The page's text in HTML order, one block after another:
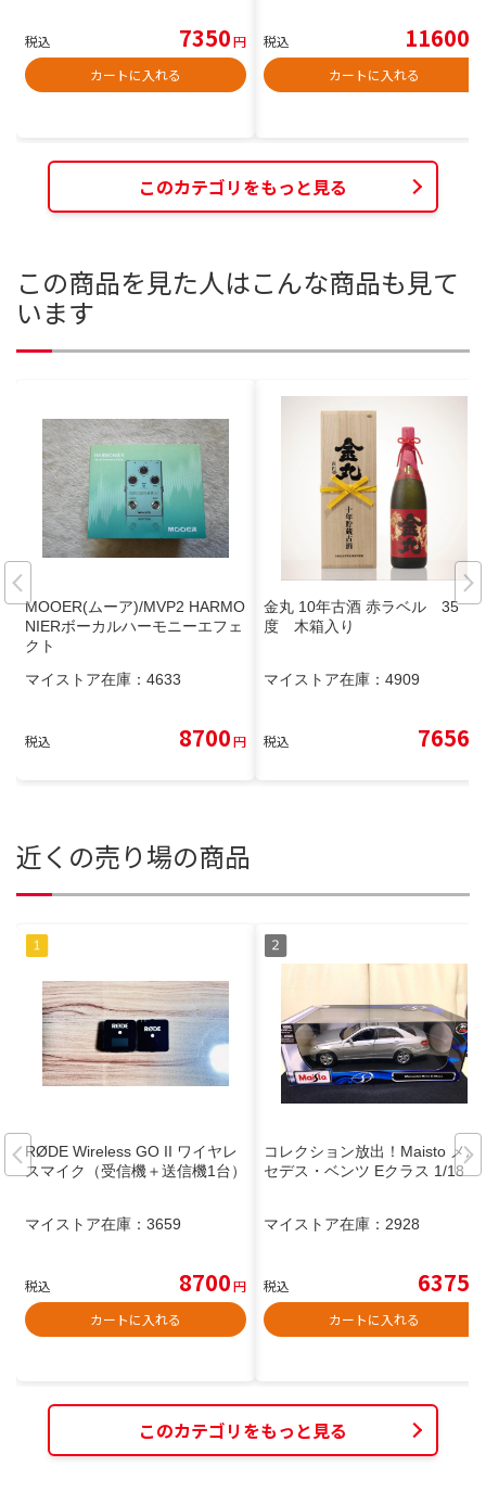
税込 7350円
カートに入れる
税込 11600
カートに入れる
このカテゴリをもっと見る
この商品を見た人はこんな商品も見て
います
MOOER(ムーア)/MVP2 HARMO
NIERボーカルハーモニーエフェ
クト
マイストア在庫： 4633
税込 8700円
金丸 10年古酒 赤ラベル 35
度 木箱入り
マイストア在庫： 4909
税込 7656
近くの売り場の商品
RØDE Wireless GO II ワイヤレ
スマイク（受信機＋送信機1台）
マイストア在庫： 3659
税込 8700円
カートに入れる
コレクション放出！Maisto メル
セデス・ベンツ Eクラス 1/18
マイストア在庫： 2928
税込 6375
カートに入れる
このカテゴリをもっと見る